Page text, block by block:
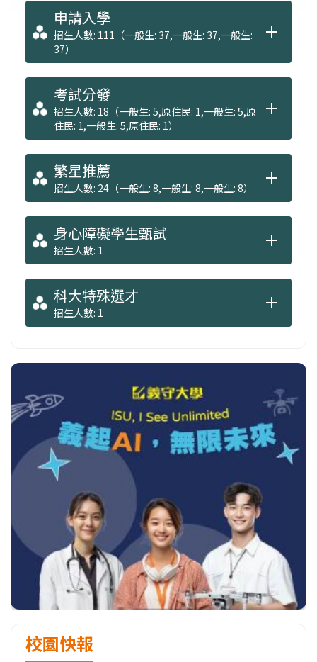
申請入學
招生人數: 111（一般生: 37,一般生: 37,一般生:
37）
考試分發
招生人數: 18（一般生: 5,原住民: 1,一般生: 5,原
住民: 1,一般生: 5,原住民: 1）
繁星推薦
招生人數: 24（一般生: 8,一般生: 8,一般生: 8）
身心障礙學生甄試
招生人數: 1
科大特殊選才
招生人數: 1
校園快報